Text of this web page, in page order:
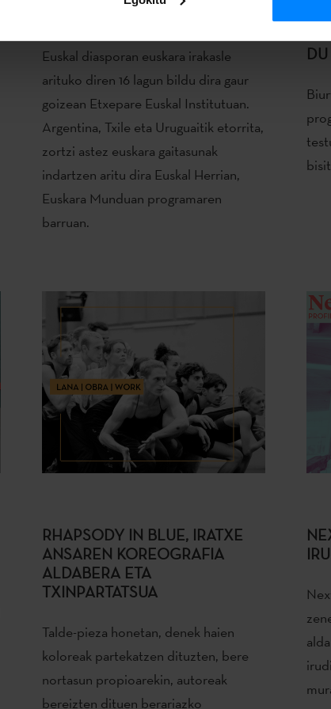
Euskal diasporan euskara irakasle
arituko diren 16 lagun bildu dira gaur
goizean Etxepare Euskal Institutuan.
Argentina, Txile eta Uruguaitik etorrita,
zortzi astez euskara gaitasunak
indartzen aritu dira Euskal Herrian,
Euskara Munduan programaren
barruan.
DU
RHAPSODY IN BLUE, IRATXE
ANSAREN KOREOGRAFIA
ALDABERA ETA
TXINPARTATSUA
Talde-pieza honetan, denek haien
koloreak partekatzen dituzten, bere
nortasun propioarekin, autoreak
bereizten dituen berariazko